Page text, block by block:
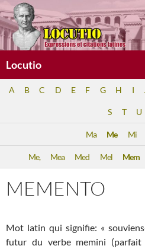
Aller
au
contenu
Locutio
A B C D E F G H I
S T U
Ma Me Mi
Me, Mea Med Mel Mem
MEMENTO
Mot latin qui signifie: «
futur du verbe memini